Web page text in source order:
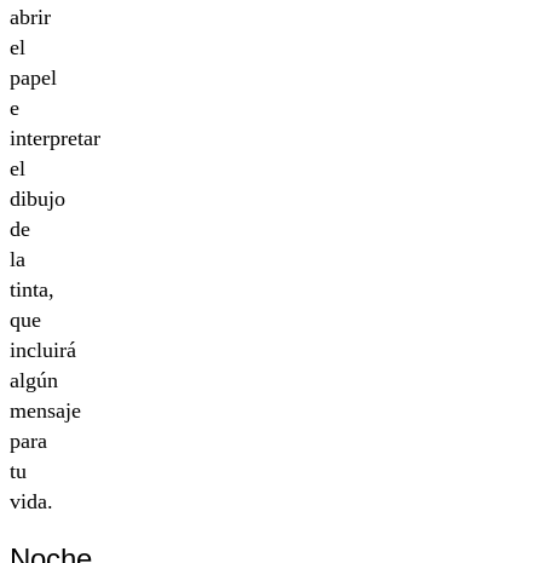
abrir
el
papel
e
interpretar
el
dibujo
de
la
tinta,
que
incluirá
algún
mensaje
para
tu
vida.